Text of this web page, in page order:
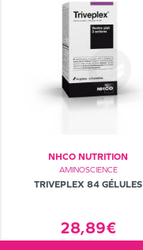
NHCO NUTRITION
AMINOSCIENCE
TRIVEPLEX 84 GÉLULES
28,89€